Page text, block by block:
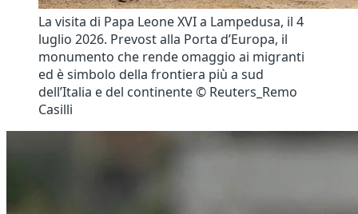
La visita di Papa Leone XVI a Lampedusa, il 4
luglio 2026. Prevost alla Porta d’Europa, il
monumento che rende omaggio ai migranti
ed è simbolo della frontiera più a sud
dell’Italia e del continente © Reuters_Remo
Casilli